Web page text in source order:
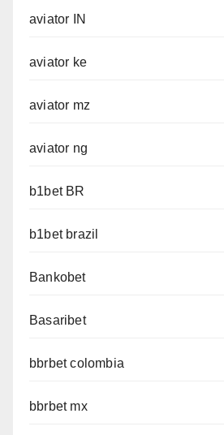
aviator IN
aviator ke
aviator mz
aviator ng
b1bet BR
b1bet brazil
Bankobet
Basaribet
bbrbet colombia
bbrbet mx